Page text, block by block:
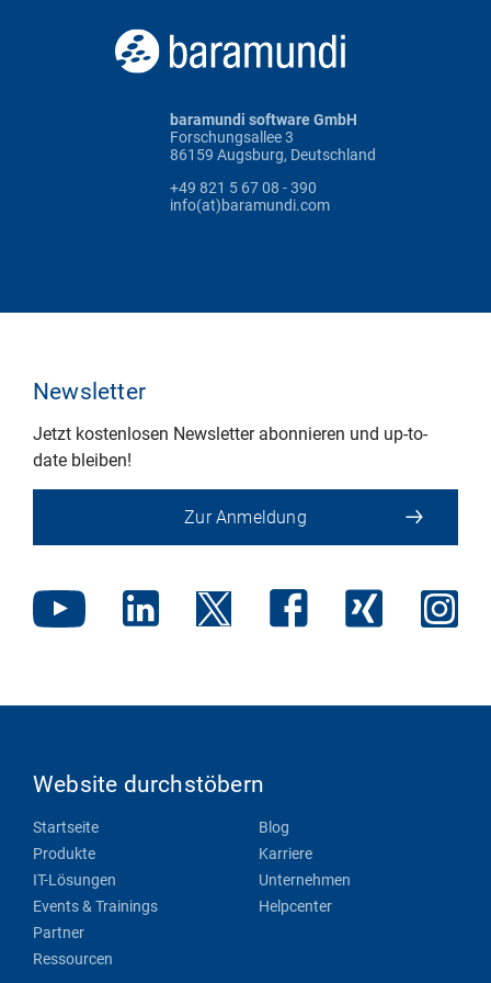
baramundi software GmbH
Forschungsallee 3
86159 Augsburg, Deutschland
+49 821 5 67 08 - 390
info(at)baramundi.com
Newsletter
Jetzt kostenlosen Newsletter abonnieren und up-to-
date bleiben!
Zur Anmeldung
Website durchstöbern
Startseite
Produkte
IT-Lösungen
Events & Trainings
Partner
Ressourcen
Blog
Karriere
Unternehmen
Helpcenter